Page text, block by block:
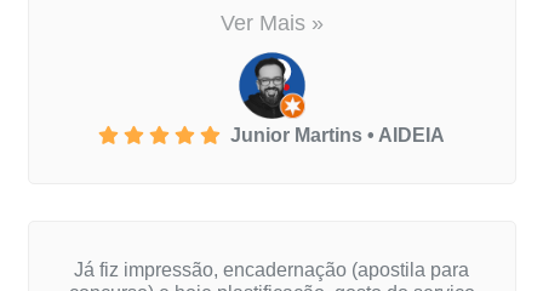
Ver Mais »
Junior Martins • AIDEIA
Já fiz impressão, encadernação (apostila para